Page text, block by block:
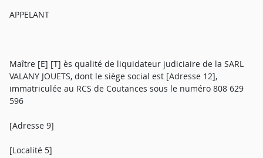
APPELANT
Maître [E] [T] ès qualité de liquidateur judiciaire de la SARL
VALANY JOUETS, dont le siège social est [Adresse 12],
immatriculée au RCS de Coutances sous le numéro 808 629
596
[Adresse 9]
[Localité 5]